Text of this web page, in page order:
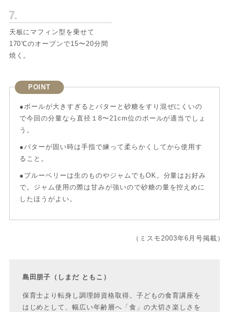
天板にマフィン型を乗せて
170℃のオーブンで15〜20分間
焼く。
POINT
●ボールが大きすぎるとバターと砂糖をすり混ぜにくいの
で今回の分量なら直径１8〜21cm位のボールが適当でしょ
う。
●バターが固い時は手指で練って柔らかくしてから使用す
ること。
●ブルーベリーは生のものやジャムでもOK。分量はお好み
で。ジャム使用の際は甘みが強いので砂糖の量を控えめに
したほうがよい。
（ミスモ2003年6月号掲載）
島田朋子（しまだ ともこ）
保育士より転身し調理師資格取得。子どもの食育講座を
はじめとして、幅広い年齢層へ「食」の大切さ楽しさを